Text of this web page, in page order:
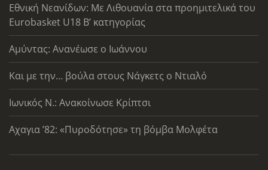
Εθνική Νεανίδων: Με Λιθουανία στα προημιτελικά του
Eurobasket U18 Β’ κατηγορίας
Αμύντας: Ανανέωσε ο Ιωάννου
Και με την… βούλα στους Νάγκετς ο Ντιαλό
Ιωνικός Ν.: Ανακοίνωσε Κρίπτσι
Αχαγια ’82: «Πυροδότησε» τη βόμβα Μολφέτα